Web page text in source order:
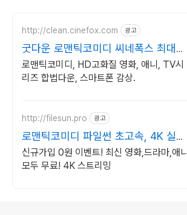
http://clean.cinefox.com 광고
굿다운 로맨틱코미디 씨네폭스 최대3
만원+10%추가적립
로맨틱코미디, HD고화질 영화, 애니, TV시
리즈 합법다운, 스마트폰 감상.
http://filesun.pro 광고
로맨틱코미디 파일썬 초고속, 4K 실시
간 보기!
신규가입 0원 이벤트! 최신 영화,드라마,애니
모두 무료! 4K 스트리밍